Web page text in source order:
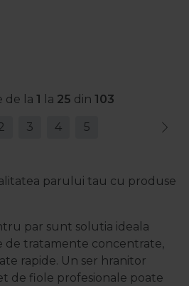
de la 1 la 25 din 103
3 4 5
parului tau cu produse
par sunt solutia ideala
de tratamente concentrate,
rapide. Un ser hranitor
de fiole profesionale poate